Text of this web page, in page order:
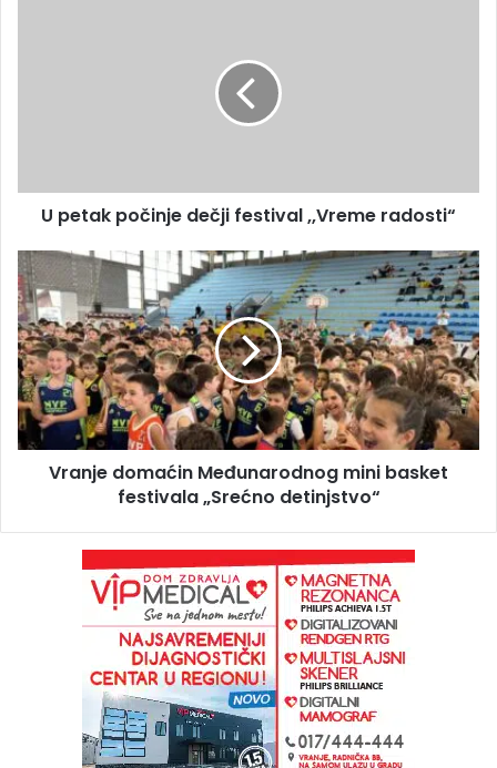
U petak počinje dečji festival ,,Vreme radosti“
Vranje domaćin Međunarodnog mini basket
festivala „Srećno detinjstvo“